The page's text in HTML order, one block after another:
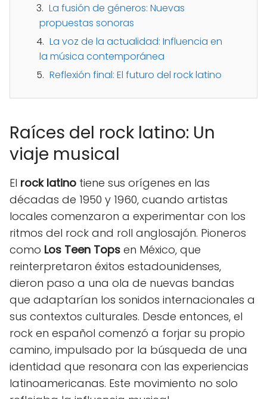
La fusión de géneros: Nuevas
propuestas sonoras
La voz de la actualidad: Influencia en
la música contemporánea
Reflexión final: El futuro del rock latino
Raíces del rock latino: Un
viaje musical
El rock latino tiene sus orígenes en las
décadas de 1950 y 1960, cuando artistas
locales comenzaron a experimentar con los
ritmos del rock and roll anglosajón. Pioneros
como Los Teen Tops en México, que
reinterpretaron éxitos estadounidenses,
dieron paso a una ola de nuevas bandas
que adaptarían los sonidos internacionales a
sus contextos culturales. Desde entonces, el
rock en español comenzó a forjar su propio
camino, impulsado por la búsqueda de una
identidad que resonara con las experiencias
latinoamericanas. Este movimiento no solo